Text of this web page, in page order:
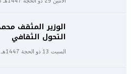
الوزير المثقف
التحول الثقافي
السبت 13 ذو الحجة 1447هـ 30-5-2026م